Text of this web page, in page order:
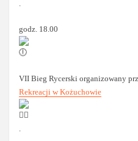
.
godz. 18.00
VII Bieg Rycerski organizowany
Rekreacji w Kożuchowie